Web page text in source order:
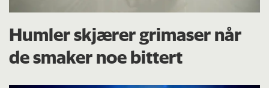
Humler skjærer grimaser når
de smaker noe bittert